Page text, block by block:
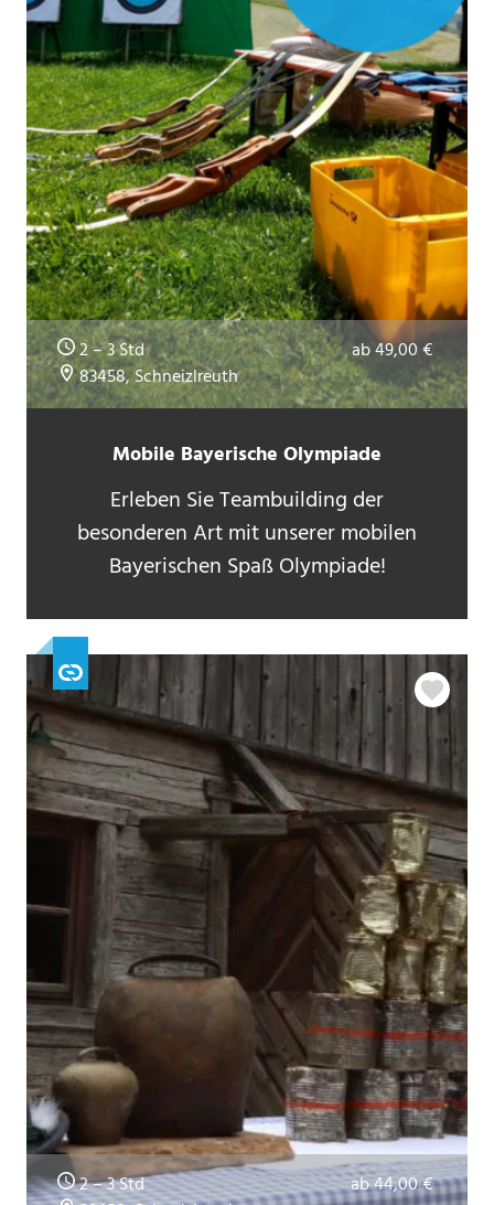
Mobile Bayerische Olympiade
Erleben Sie Teambuilding der
besonderen Art mit unserer mobilen
Bayerischen Spaß Olympiade!
2 – 3 Std
ab 49,00 €
83458, Schneizlreuth
2 – 3 Std
ab 44,00 €